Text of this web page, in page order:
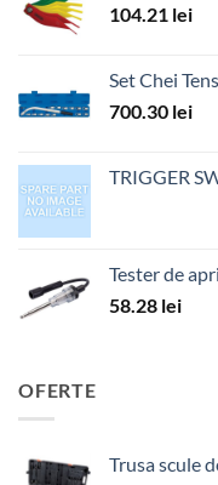
104.21 lei
Set Chei
700.30 lei
TRIGGER
Tester de
58.28 lei
OFERTE
Trusa scule